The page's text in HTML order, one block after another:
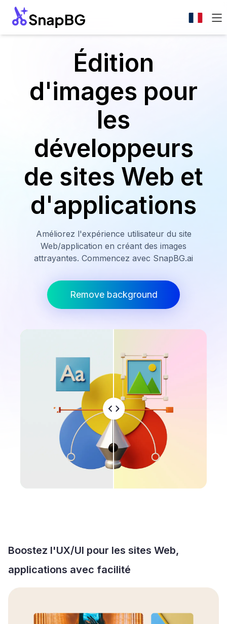
Édition
d'images pour
les
développeurs
de sites Web et
d'applications
Améliorez l'expérience utilisateur du site
Web/application en créant des images
attrayantes. Commencez avec SnapBG.ai
Remove background
Boostez l'UX/UI pour les sites Web,
applications avec facilité